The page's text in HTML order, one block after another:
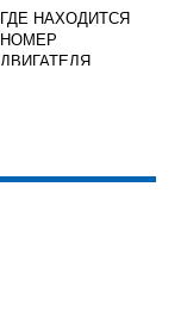
ГДЕ НАХОДИТСЯ
НОМЕР
ДВИГАТЕЛЯ